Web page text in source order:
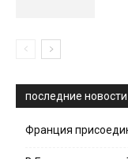
последние новости
Франция